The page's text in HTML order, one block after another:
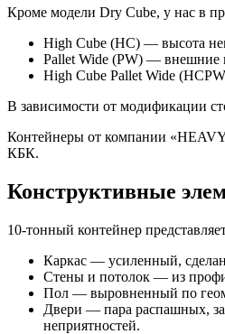
Кроме модели Dry Cube, у нас в
High Cube (HC) — высота
Pallet Wide (PW) — внешние
High Cube Pallet Wide
В зависимости от модификации
Контейнеры от компании
КБК.
Конструктивные
10-тонный контейнер
Каркас — усиленный,
Стены и потолок — из
Пол — выровненный по
Двери — пара распашных,
неприятностей.